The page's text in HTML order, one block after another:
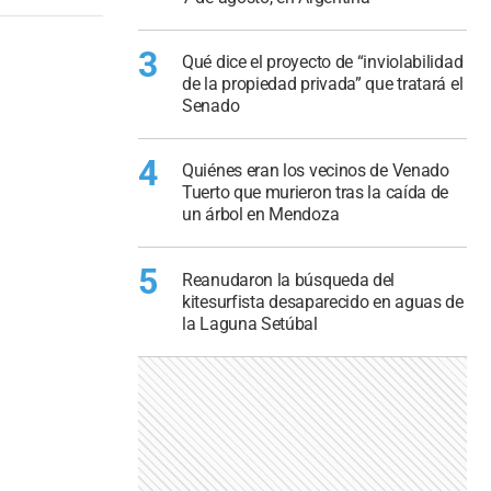
3
Qué dice el proyecto de “inviolabilidad
de la propiedad privada” que tratará el
Senado
4
Quiénes eran los vecinos de Venado
Tuerto que murieron tras la caída de
un árbol en Mendoza
5
Reanudaron la búsqueda del
kitesurfista desaparecido en aguas de
la Laguna Setúbal